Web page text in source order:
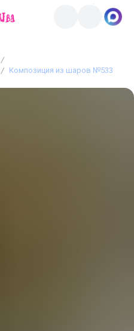
Композиция из шаров №533